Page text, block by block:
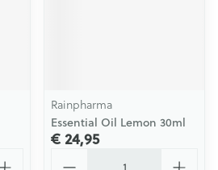
Rainpharma
Essential Oil Lemon 30ml
€ 24,95